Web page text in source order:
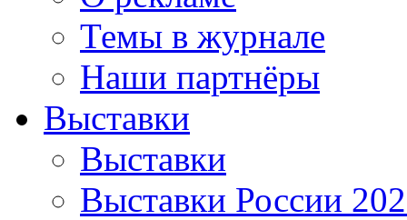
Темы в журнале
Наши партнёры
Выставки
Выставки
Выставки России